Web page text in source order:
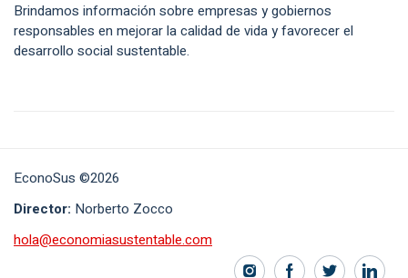
Brindamos información sobre empresas y gobiernos
responsables en mejorar la calidad de vida y favorecer el
desarrollo social sustentable.
EconoSus ©2026
Director: Norberto Zocco
hola@economiasustentable.com